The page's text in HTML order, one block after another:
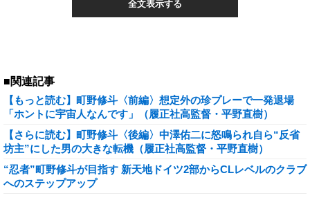
全文表示する
■関連記事
【もっと読む】町野修斗〈前編〉想定外の珍プレーで一発退場
「ホントに宇宙人なんです」（履正社高監督・平野直樹）
【さらに読む】町野修斗〈後編〉中澤佑二に怒鳴られ自ら“反省
坊主”にした男の大きな転機（履正社高監督・平野直樹）
“忍者”町野修斗が目指す 新天地ドイツ2部からCLレベルのクラブ
へのステップアップ